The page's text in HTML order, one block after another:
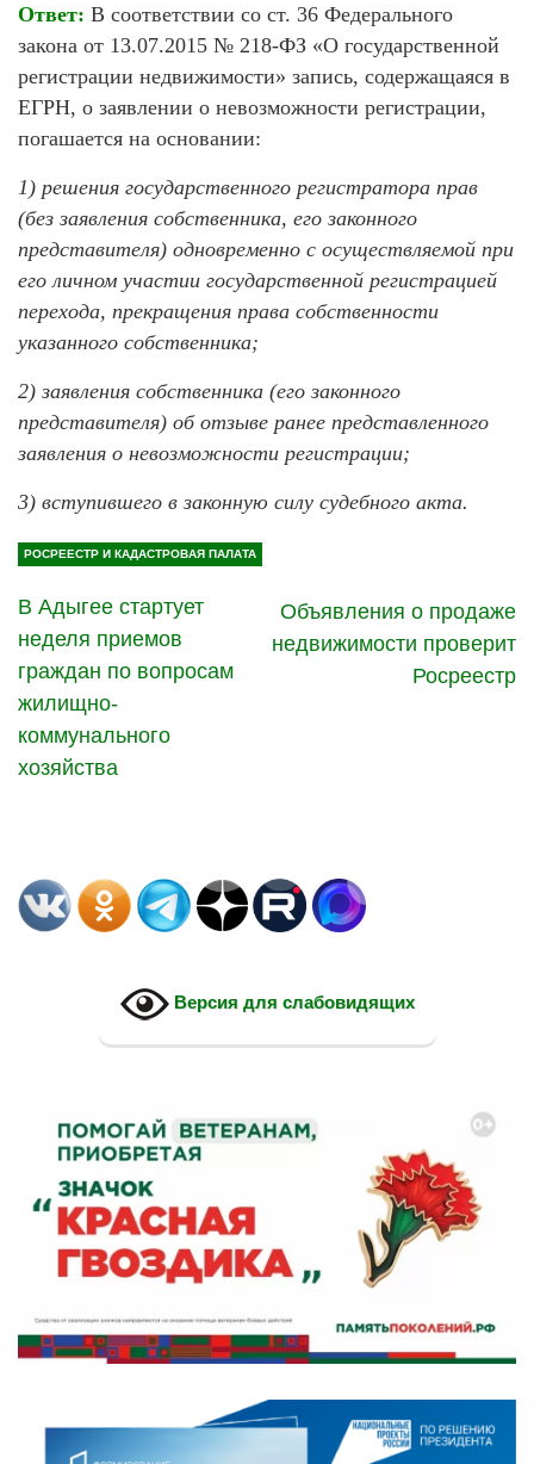
Ответ: В соответствии со ст. 36 Федерального
закона от 13.07.2015 № 218-ФЗ «О государственной
регистрации недвижимости» запись, содержащаяся в
ЕГРН, о заявлении о невозможности регистрации,
погашается на основании:
1) решения государственного регистратора прав
(без заявления собственника, его законного
представителя) одновременно с осуществляемой при
его личном участии государственной регистрацией
перехода, прекращения права собственности
указанного собственника;
2) заявления собственника (его законного
представителя) об отзыве ранее представленного
заявления о невозможности регистрации;
3) вступившего в законную силу судебного акта.
РОСРЕЕСТР И КАДАСТРОВАЯ ПАЛАТА
В Адыгее стартует
неделя приемов
граждан по вопросам
жилищно-
коммунального
хозяйства
Объявления о продаже
недвижимости проверит
Росреестр
Версия для слабовидящих